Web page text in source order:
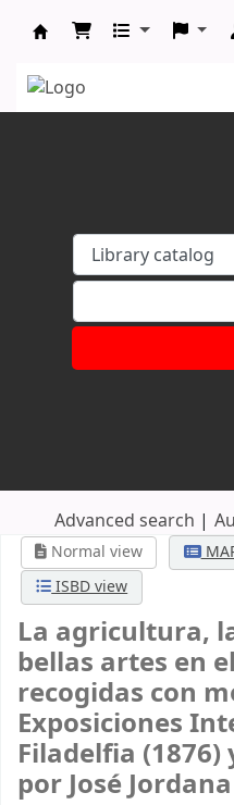
Advanced search
Normal view
ISBD view
La agricultura,
bellas artes en
recogidas con
Exposiciones
Filadelfia (1876)
por José